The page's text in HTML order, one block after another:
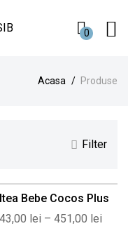
0
Acasa Produse
Filter
Bebe Cocos Plus
lei – 451,00 lei